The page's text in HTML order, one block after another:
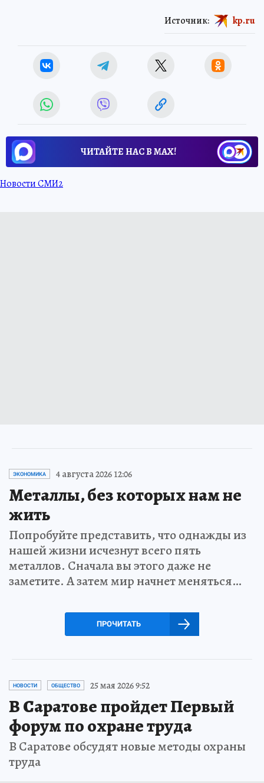
Источник: kp.ru
ЧИТАЙТЕ НАС В МАХ!
Новости СМИ2
ЭКОНОМИКА 4 августа 2026 12:06
Металлы, без которых нам не
жить
Попробуйте представить, что однажды из
нашей жизни исчезнут всего пять
металлов. Сначала вы этого даже не
заметите. А затем мир начнет меняться…
ПРОЧИТАТЬ
НОВОСТИ ОБЩЕСТВО 25 мая 2026 9:52
В Саратове пройдет Первый
форум по охране труда
В Саратове обсудят новые методы охраны
труда